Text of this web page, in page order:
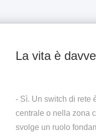
La vita è
- Sì. Un switch di rete
centrale o nella zona
svolge un ruolo